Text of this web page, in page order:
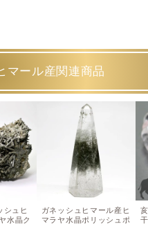
マール産関連商品
シュヒ
水晶ク
ガネッシュヒマール産ヒ
マラヤ水晶ポリッシュポ